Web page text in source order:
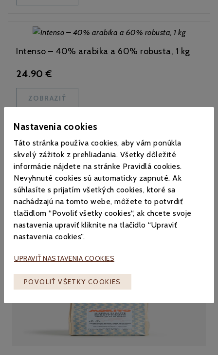
Intenso – 40% arabika a 60% robusta, 1 kg
24.90 €
ZOBRAZIŤ
Armonia – 70% arabika a 30% robusta, 1 kg
26.90 €
Nastavenia cookies
Táto stránka používa cookies, aby vám ponúkla
skvelý zážitok z prehliadania. Všetky dôležité
informácie nájdete na stránke Pravidlá cookies.
Nevyhnuté cookies sú automaticky zapnuté. Ak
súhlasíte s prijatím všetkých cookies, ktoré sa
nachádzajú na tomto webe, môžete to potvrdiť
tlačidlom “Povoliť všetky cookies“, ak chcete svoje
nastavenia upraviť kliknite na tlačidlo “Upraviť
nastavenia cookies”.
UPRAVIŤ NASTAVENIA COOKIES
POVOLIŤ VŠETKY COOKIES